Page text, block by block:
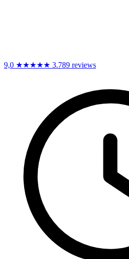
9,0 ★★★★★ 3.789 reviews